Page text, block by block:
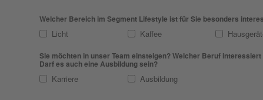
Welcher Bereich im Segment Lifestyle ist für Sie besonders
Licht Kaffee
Email
Address *
Sie möchten in unser Team einsteigen? Welcher Beruf interessiert
Darf es auch eine Ausbildung sein?
Karriere Ausbildung